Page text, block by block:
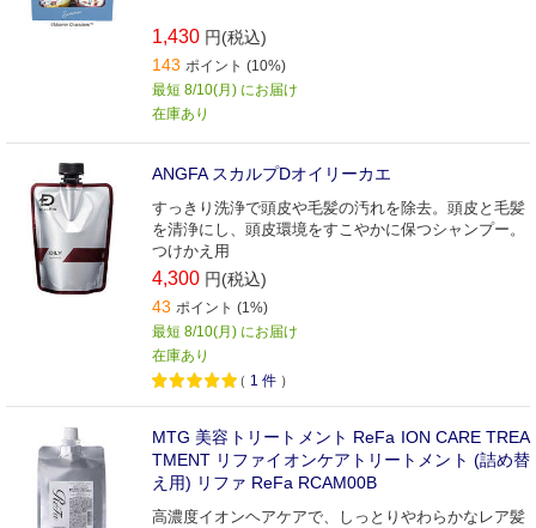
1,430 円(税込)
143 ポイント (10%)
最短 8/10(月) にお届け
在庫あり
ANGFA スカルプDオイリーカエ
すっきり洗浄で頭皮や毛髪の汚れを除去。頭皮と毛髪
を清浄にし、頭皮環境をすこやかに保つシャンプー。
つけかえ用
4,300 円(税込)
43 ポイント (1%)
最短 8/10(月) にお届け
在庫あり
（ 1 件 ）
MTG 美容トリートメント ReFa ION CARE TREA
TMENT リファイオンケアトリートメント (詰め替
え用) リファ ReFa RCAM00B
高濃度イオンヘアケアで、しっとりやわらかなレア髪